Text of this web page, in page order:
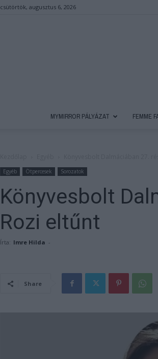
csütörtök, augusztus 6, 2026
MYMIRROR PÁLYÁZAT FEMME
Egyéb Ötpercesek Sorozatok
Könyvesbolt
Rozi eltűnt
Írta: Imre Hilda -
Share